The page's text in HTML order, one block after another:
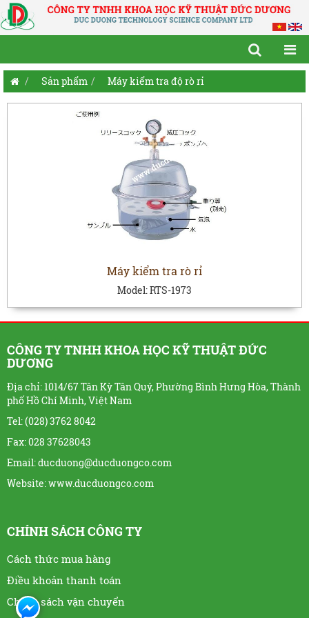
Sản phẩm Máy kiểm tra độ rò rỉ
Máy kiểm tra rò rỉ
Model:RTS-1973
CÔNG TY TNHH KHOA HỌC KỸ THUẬT ĐỨC
DƯƠNG
Địa chỉ: 1014/67 Tân Kỳ Tân Quý, Phường Bình Hưng Hòa, Thành
phố Hồ Chí Minh, Việt Nam
Tel: (028) 3762 8042
Fax: 028 37628043
Email: ducduong@ducduongco.com
Website:www.ducduongco.com
CHÍNH SÁCH CÔNG TY
Cách thức mua hàng
Điều khoản thanh toán
Chính sách vận chuyển